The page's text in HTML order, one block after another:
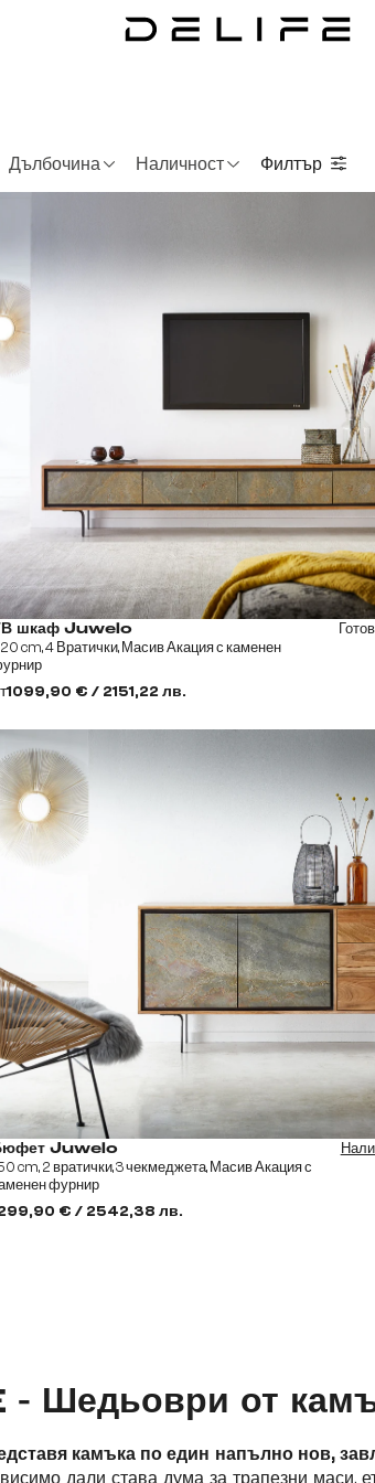
Дълбочина Наличност Филтър
шкаф Juwelo
cm, 4 Вратички, Масив Акация с каменен
1099,90 € / 2151,22 лв.
Juwelo
cm, 2 вратички, 3 чекмеджета, Масив Акация с
фурнир
€ / 2542,38 лв.
Шедьоври от
камъка по един напълно нов,
дали става дума за трапезни